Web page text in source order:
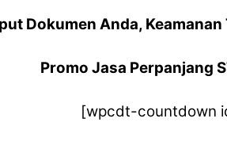
Dokumen Anda,
Promo Jasa Perpanjang
[wpcdt-countdown